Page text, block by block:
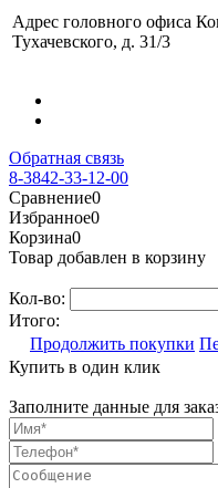
Адрес головного офиса
Тухачевского, д. 31/3
Обратная связь
8-3842-33-12-00
Сравнение0
Избранное0
Корзина0
Товар добавлен в корзину
Кол-во:
Итого:
Продолжить покупки
Купить в один клик
Заполните данные для